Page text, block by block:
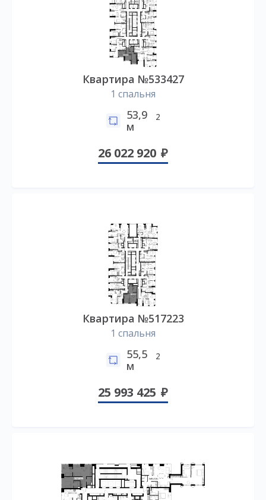
Квартира №533427
1 спальня
53,9
м
2
26 022 920
Квартира №517223
1 спальня
55,5
м
2
25 993 425